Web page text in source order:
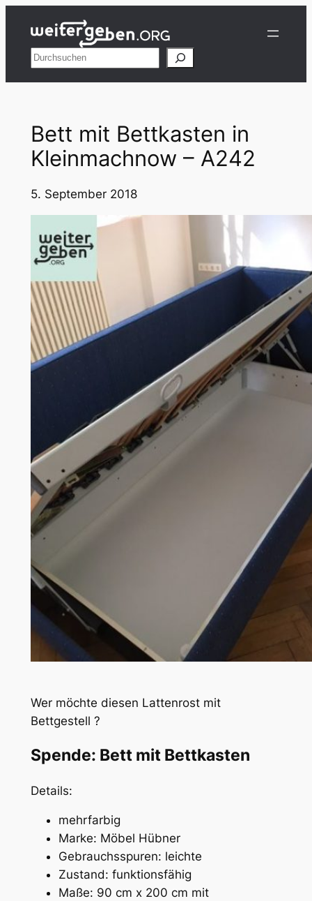
Inhalt
springenSuchen
Bett mit Bettkasten in
Kleinmachnow – A242
5. September 2018
Wer möchte diesen Lattenrost mit
Bettgestell ?
Spende: Bett mit Bettkasten
Details:
mehrfarbig
Marke: Möbel Hübner
Gebrauchsspuren: leichte
Zustand: funktionsfähig
Maße: 90 cm x 200 cm mit